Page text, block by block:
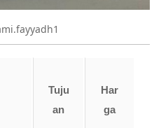
Tuju
an
Har
ga